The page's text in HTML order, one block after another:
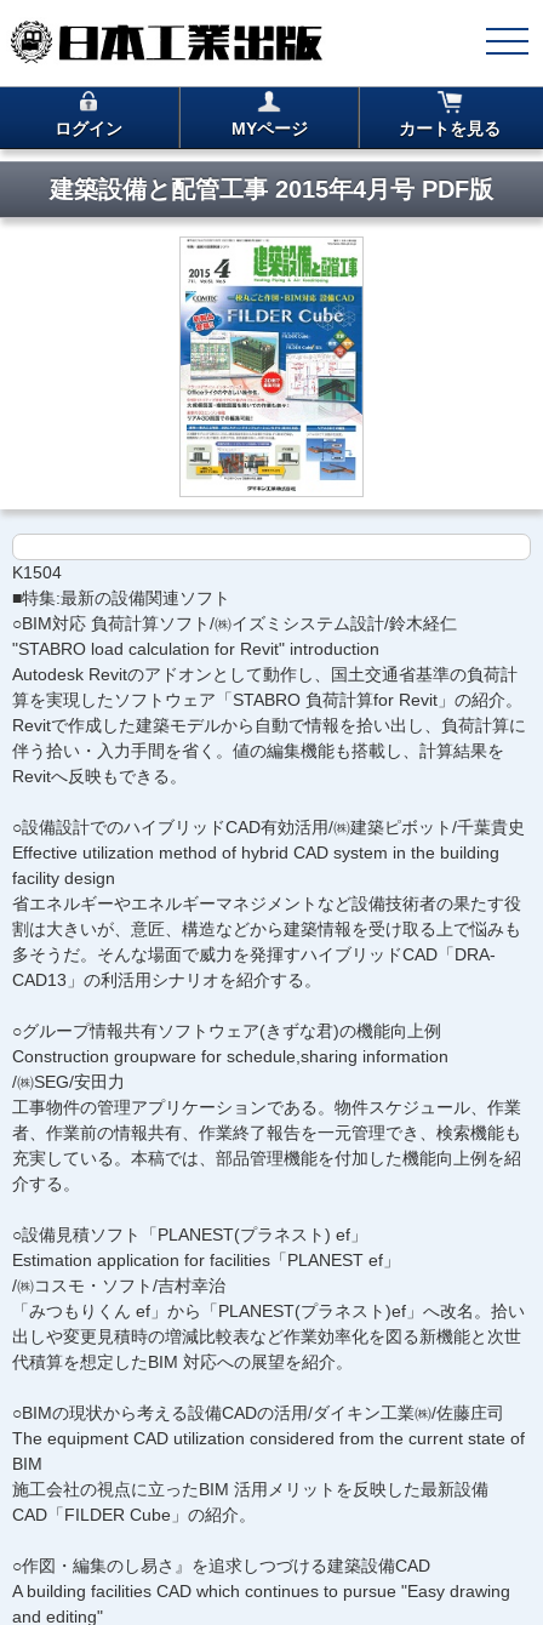
ログイン MYページ カートを見る
建築設備と配管工事 2015年4月号 PDF版
K1504
■特集:最新の設備関連ソフト
○BIM対応 負荷計算ソフト/㈱イズミシステム設計/鈴木経仁
"STABRO load calculation for Revit" introduction
Autodesk Revitのアドオンとして動作し、国土交通省基準の負荷計
算を実現したソフトウェア「STABRO 負荷計算for Revit」の紹介。
Revitで作成した建築モデルから自動で情報を拾い出し、負荷計算に
伴う拾い・入力手間を省く。値の編集機能も搭載し、計算結果を
Revitへ反映もできる。
○設備設計でのハイブリッドCAD有効活用/㈱建築ピボット/千葉貴史
Effective utilization method of hybrid CAD system in the building
facility design
省エネルギーやエネルギーマネジメントなど設備技術者の果たす役
割は大きいが、意匠、構造などから建築情報を受け取る上で悩みも
多そうだ。そんな場面で威力を発揮すハイブリッドCAD「DRA-
CAD13」の利活用シナリオを紹介する。
○グループ情報共有ソフトウェア(きずな君)の機能向上例
Construction groupware for schedule,sharing information
/㈱SEG/安田力
工事物件の管理アプリケーションである。物件スケジュール、作業
者、作業前の情報共有、作業終了報告を一元管理でき、検索機能も
充実している。本稿では、部品管理機能を付加した機能向上例を紹
介する。
○設備見積ソフト「PLANEST(プラネスト) ef」
Estimation application for facilities「PLANEST ef」
/㈱コスモ・ソフト/吉村幸治
「みつもりくん ef」から「PLANEST(プラネスト)ef」へ改名。拾い
出しや変更見積時の増減比較表など作業効率化を図る新機能と次世
代積算を想定したBIM 対応への展望を紹介。
○BIMの現状から考える設備CADの活用/ダイキン工業㈱/佐藤庄司
The equipment CAD utilization considered from the current state of
BIM
施工会社の視点に立ったBIM 活用メリットを反映した最新設備
CAD「FILDER Cube」の紹介。
○作図・編集のし易さ』を追求しつづける建築設備CAD
A building facilities CAD which continues to pursue "Easy drawing
and editing"